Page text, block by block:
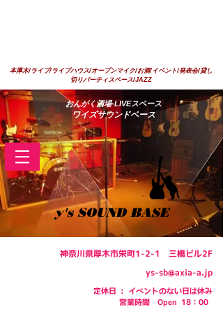
本厚木/ライブ/ライブハウス/オープンマイク/お酒/イベント/発表会/貸し
切りパーティスペース/JAZZ
​おんがく酒場-LIVEスペース
ワイズサウンドベース
y's SOUND BASE
神奈川県厚木市栄町1-2-1 三橋ビル2F
ys-sb@axia-a.jp
定休日 : イベントのない日は休み
​営業時間 Open 18：00